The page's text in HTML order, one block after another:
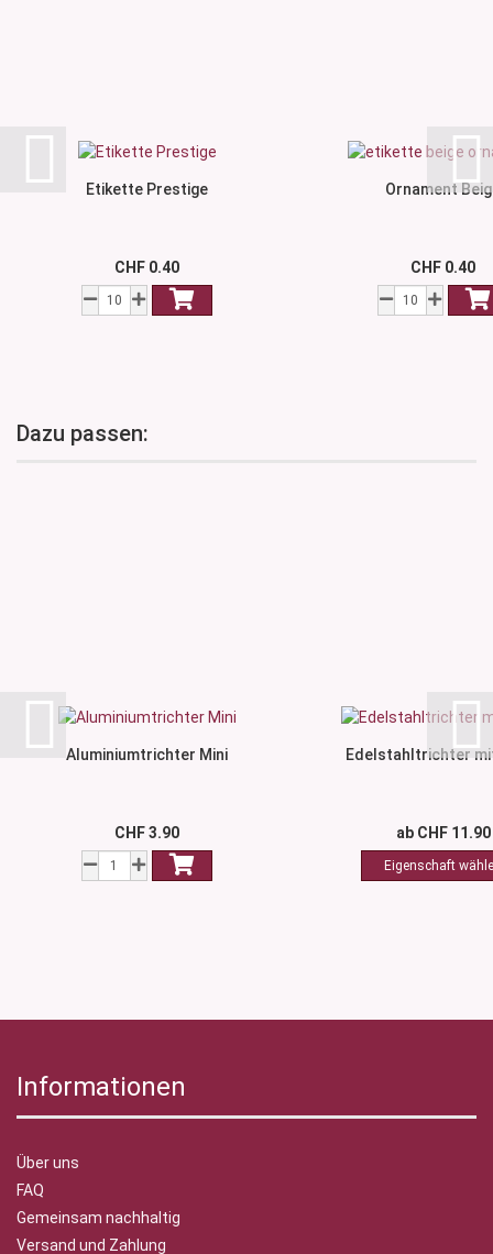
Etikette Prestige
CHF 0.40
Ornament
CHF 0.40
Dazu passen:
Aluminiumtrichter Mini
CHF 3.90
Edelstahltrichter
ab CHF 11.90
Informationen
Über uns
FAQ
Gemeinsam nachhaltig
Versand und Zahlung